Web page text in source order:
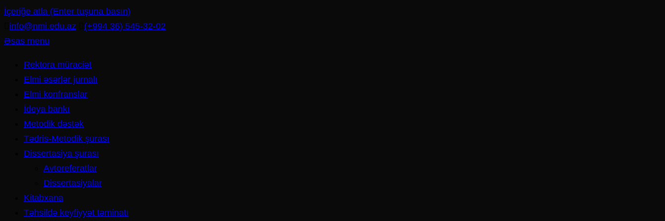
İçeriğe atla (Enter tuşuna basın)
info@nmi.edu.az
(+994 36) 545-32-02
Əsas menu
Rektora müraciət
Elmi əsərlər jurnalı
Elmi konfranslar
İdeya bankı
Metodik dəstək
Tədris-Metodik şurası
Dissertasiya şurası
Avtoreferatlar
Dissertasiyalar
Kitabxana
Təhsildə keyfiyyət təminatı